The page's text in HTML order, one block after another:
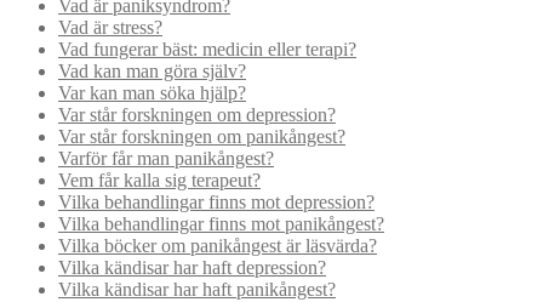
Vad är paniksyndrom?
Vad är stress?
Vad fungerar bäst: medicin eller terapi?
Vad kan man göra själv?
Var kan man söka hjälp?
Var står forskningen om depression?
Var står forskningen om panikångest?
Varför får man panikångest?
Vem får kalla sig terapeut?
Vilka behandlingar finns mot depression?
Vilka behandlingar finns mot panikångest?
Vilka böcker om panikångest är läsvärda?
Vilka kändisar har haft depression?
Vilka kändisar har haft panikångest?